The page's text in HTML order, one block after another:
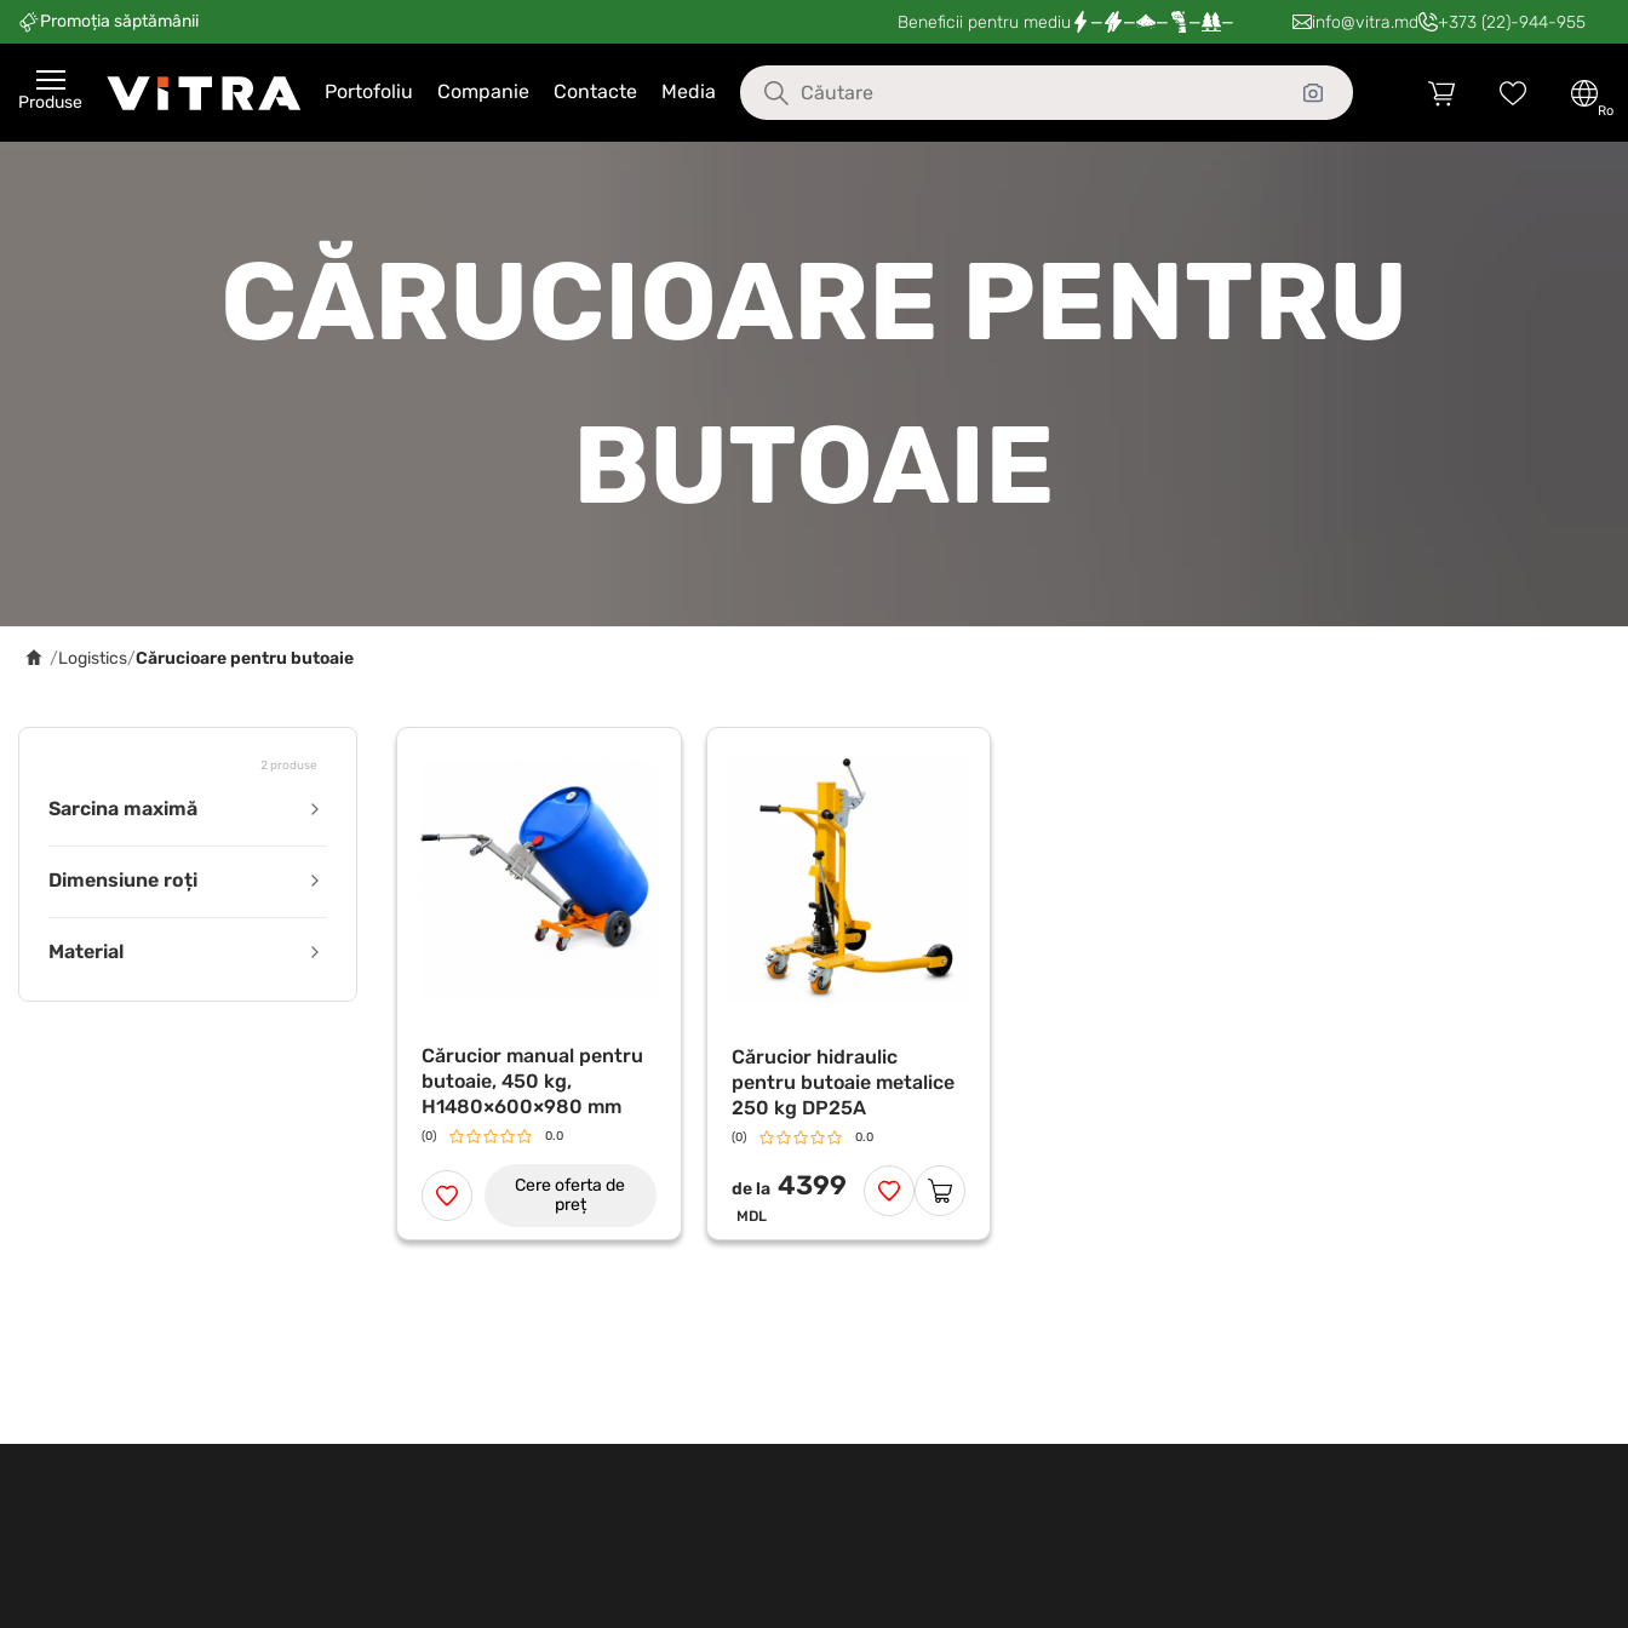
Promoția săptămânii Beneficii pentru mediu — — — — — info@vitra.md +373 (22)-944-955
Produse Portofoliu Companie Contacte Media
ro
CĂRUCIOARE PENTRU
BUTOAIE
/Logistics/Cărucioare pentru butoaie
2 produse
Sarcina maximă
Dimensiune roți
Material
Cărucior manual pentru
butoaie, 450 kg,
H1480×600×980 mm
(0) 0.0
Cere oferta de
preț
Cărucior hidraulic
pentru butoaie metalice
250 kg DP25A
(0) 0.0
de la 4399
MDL